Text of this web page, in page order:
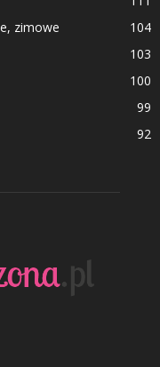
zimowe
104
103
100
99
92